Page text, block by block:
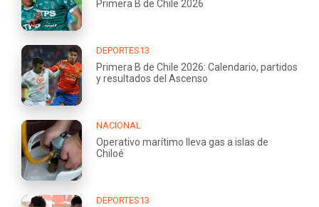
Primera B de Chile 2026
DEPORTES13
Primera B de Chile 2026: Calendario, partidos
y resultados del Ascenso
NACIONAL
Operativo marítimo lleva gas a islas de
Chiloé
DEPORTES13